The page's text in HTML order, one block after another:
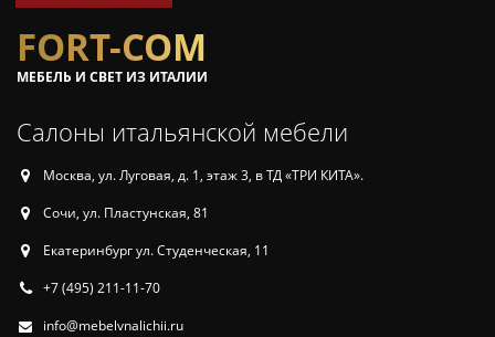
FORT-COM
МЕБЕЛЬ И СВЕТ ИЗ ИТАЛИИ
Салоны итальянской мебели
Москва, ул. Луговая, д. 1, этаж 3, в ТД «ТРИ КИТА».
Сочи, ул. Пластунская, 81
Екатеринбург ул. Студенческая, 11
+7 (495) 211-11-70
info@mebelvnalichii.ru